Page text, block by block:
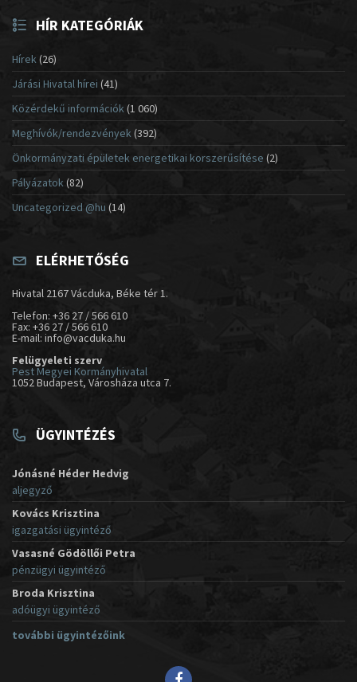
HÍR KATEGÓRIÁK
Hírek(26)
Járási Hivatal hírei (41)
Közérdekű információk(1 060)
Meghívók/rendezvények (392)
Önkormányzati épületek energetikai korszerűsítése (2)
Pályázatok (82)
Uncategorized @hu (14)
ELÉRHETŐSÉG
Hivatal 2167 Vácduka, Béke tér 1.
Telefon: +36 27 / 566 610
Fax: +36 27 / 566 610
E-mail: info@vacduka.hu
Felügyeleti szerv
Pest Megyei Kormányhivatal
1052 Budapest, Városháza utca 7.
ÜGYINTÉZÉS
Jónásné Héder Hedvig
aljegyző
Kovács Krisztina
igazgatási ügyintéző
Vasasné Gödöllői Petra
pénzügyi ügyintéző
Broda Krisztina
adóügyi ügyintéző
további ügyintézőink